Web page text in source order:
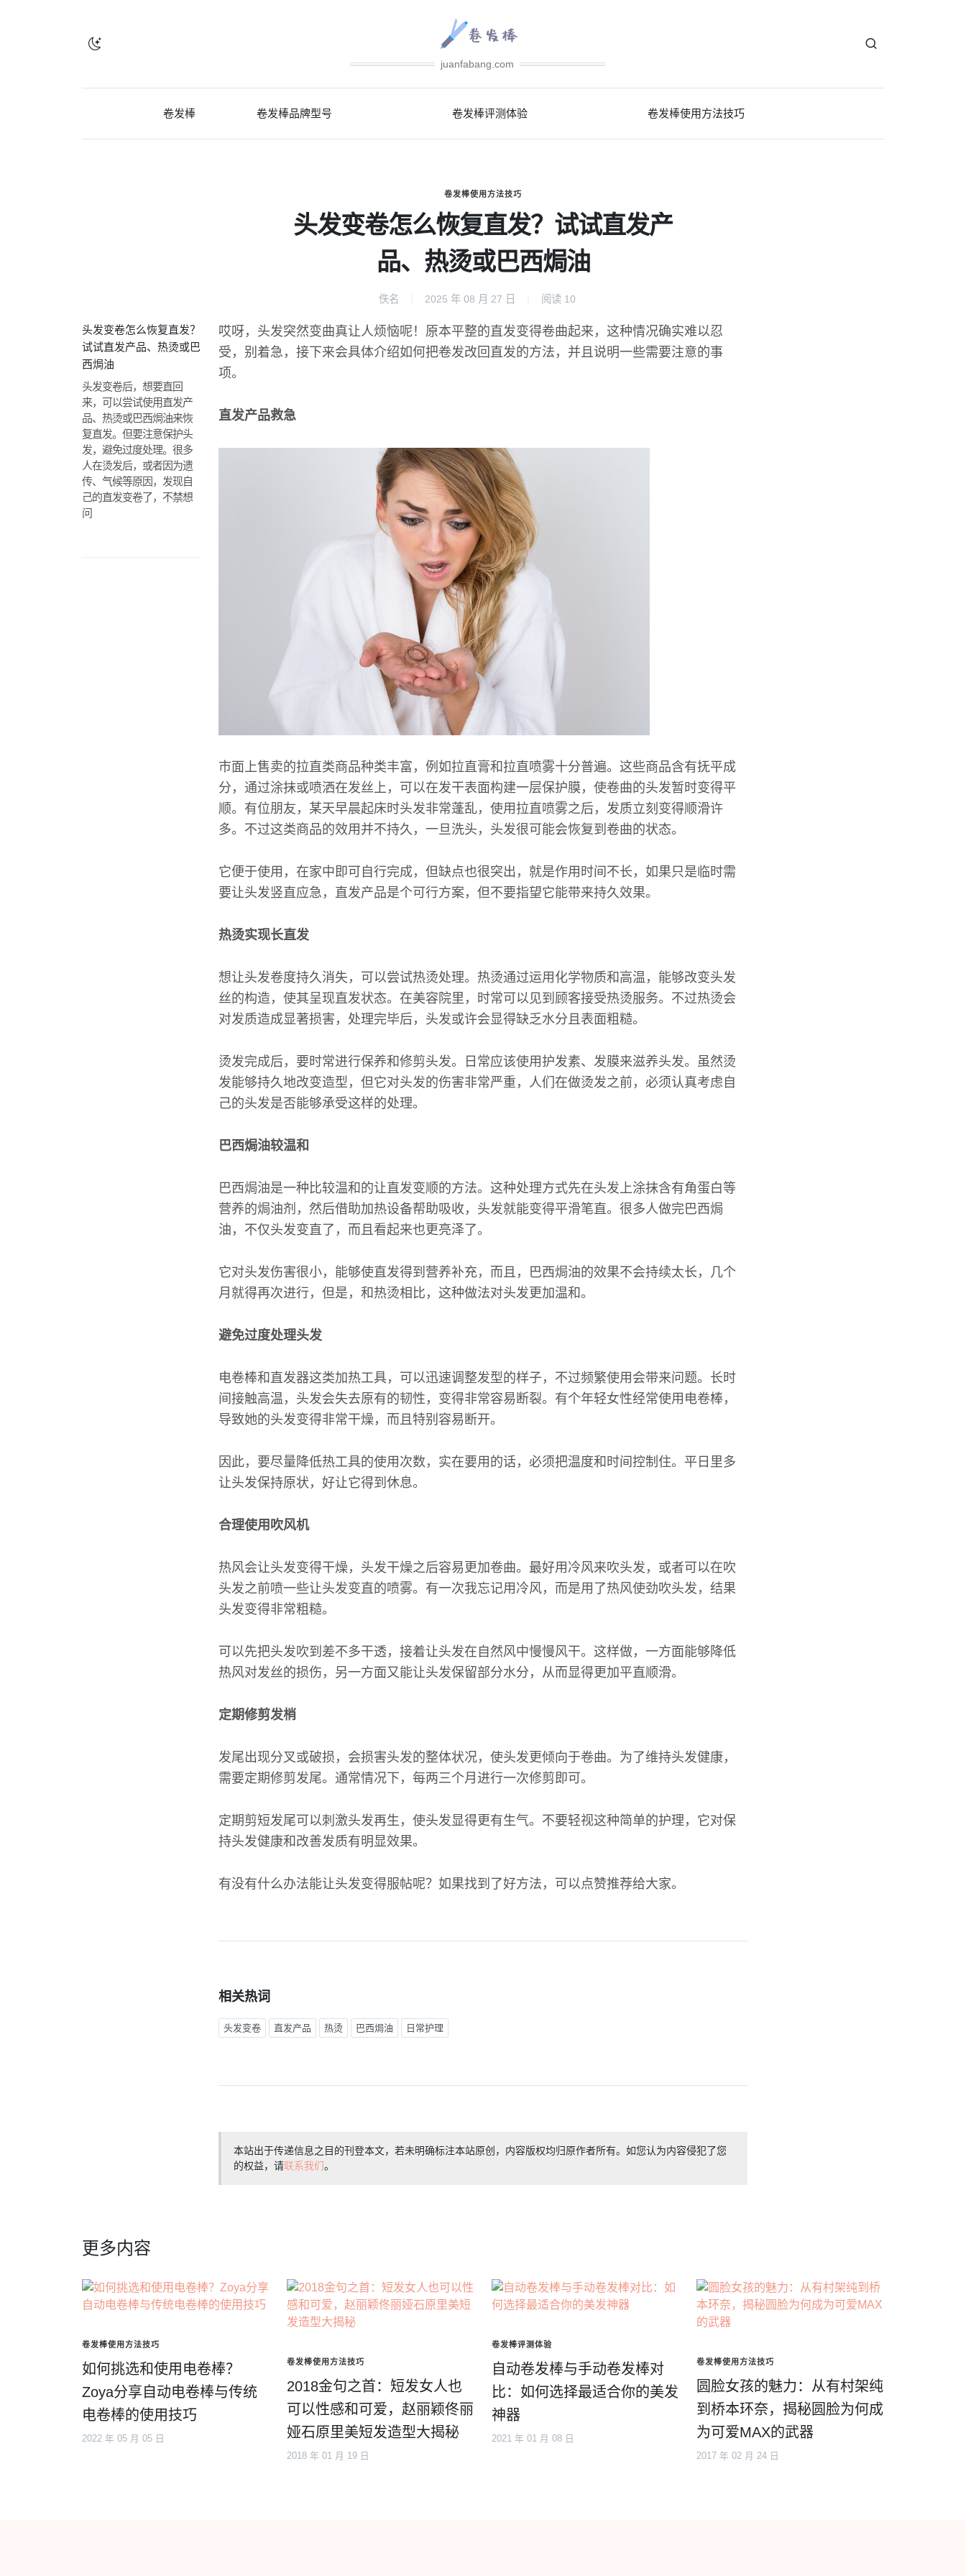
juanfabang.com
卷发棒 卷发棒品牌型号 卷发棒评测体验 卷发棒使用方法技巧
卷发棒使用方法技巧
头发变卷怎么恢复直发？试试直发产
品、热烫或巴西焗油
佚名 2025 年 08 月 27 日 阅读 10
头发变卷怎么恢复直发？
试试直发产品、热烫或巴
西焗油
头发变卷后，想要直回
来，可以尝试使用直发产
品、热烫或巴西焗油来恢
复直发。但要注意保护头
发，避免过度处理。很多
人在烫发后，或者因为遗
传、气候等原因，发现自
己的直发变卷了，不禁想
问
哎呀，头发突然变曲真让人烦恼呢！原本平整的直发变得卷曲起来，这种情况确实难以忍
受，别着急，接下来会具体介绍如何把卷发改回直发的方法，并且说明一些需要注意的事
项。
直发产品救急
市面上售卖的拉直类商品种类丰富，例如拉直膏和拉直喷雾十分普遍。这些商品含有抚平成
分，通过涂抹或喷洒在发丝上，可以在发干表面构建一层保护膜，使卷曲的头发暂时变得平
顺。有位朋友，某天早晨起床时头发非常蓬乱，使用拉直喷雾之后，发质立刻变得顺滑许
多。不过这类商品的效用并不持久，一旦洗头，头发很可能会恢复到卷曲的状态。
它便于使用，在家中即可自行完成，但缺点也很突出，就是作用时间不长，如果只是临时需
要让头发竖直应急，直发产品是个可行方案，但不要指望它能带来持久效果。
热烫实现长直发
想让头发卷度持久消失，可以尝试热烫处理。热烫通过运用化学物质和高温，能够改变头发
丝的构造，使其呈现直发状态。在美容院里，时常可以见到顾客接受热烫服务。不过热烫会
对发质造成显著损害，处理完毕后，头发或许会显得缺乏水分且表面粗糙。
烫发完成后，要时常进行保养和修剪头发。日常应该使用护发素、发膜来滋养头发。虽然烫
发能够持久地改变造型，但它对头发的伤害非常严重，人们在做烫发之前，必须认真考虑自
己的头发是否能够承受这样的处理。
巴西焗油较温和
巴西焗油是一种比较温和的让直发变顺的方法。这种处理方式先在头发上涂抹含有角蛋白等
营养的焗油剂，然后借助加热设备帮助吸收，头发就能变得平滑笔直。很多人做完巴西焗
油，不仅头发变直了，而且看起来也更亮泽了。
它对头发伤害很小，能够使直发得到营养补充，而且，巴西焗油的效果不会持续太长，几个
月就得再次进行，但是，和热烫相比，这种做法对头发更加温和。
避免过度处理头发
电卷棒和直发器这类加热工具，可以迅速调整发型的样子，不过频繁使用会带来问题。长时
间接触高温，头发会失去原有的韧性，变得非常容易断裂。有个年轻女性经常使用电卷棒，
导致她的头发变得非常干燥，而且特别容易断开。
因此，要尽量降低热工具的使用次数，实在要用的话，必须把温度和时间控制住。平日里多
让头发保持原状，好让它得到休息。
合理使用吹风机
热风会让头发变得干燥，头发干燥之后容易更加卷曲。最好用冷风来吹头发，或者可以在吹
头发之前喷一些让头发变直的喷雾。有一次我忘记用冷风，而是用了热风使劲吹头发，结果
头发变得非常粗糙。
可以先把头发吹到差不多干透，接着让头发在自然风中慢慢风干。这样做，一方面能够降低
热风对发丝的损伤，另一方面又能让头发保留部分水分，从而显得更加平直顺滑。
定期修剪发梢
发尾出现分叉或破损，会损害头发的整体状况，使头发更倾向于卷曲。为了维持头发健康，
需要定期修剪发尾。通常情况下，每两三个月进行一次修剪即可。
定期剪短发尾可以刺激头发再生，使头发显得更有生气。不要轻视这种简单的护理，它对保
持头发健康和改善发质有明显效果。
有没有什么办法能让头发变得服帖呢？如果找到了好方法，可以点赞推荐给大家。
相关热词
头发变卷 直发产品 热烫 巴西焗油 日常护理
本站出于传递信息之目的刊登本文，若未明确标注本站原创，内容版权均归原作者所有。如您认为内容侵犯了您
的权益，请联系我们。
更多内容
卷发棒使用方法技巧
如何挑选和使用电卷棒？
Zoya分享自动电卷棒与传统
电卷棒的使用技巧
2022 年 05 月 05 日
卷发棒使用方法技巧
2018金句之首：短发女人也
可以性感和可爱，赵丽颖佟丽
娅石原里美短发造型大揭秘
2018 年 01 月 19 日
卷发棒评测体验
自动卷发棒与手动卷发棒对
比：如何选择最适合你的美发
神器
2021 年 01 月 08 日
卷发棒使用方法技巧
圆脸女孩的魅力：从有村架纯
到桥本环奈，揭秘圆脸为何成
为可爱MAX的武器
2017 年 02 月 24 日